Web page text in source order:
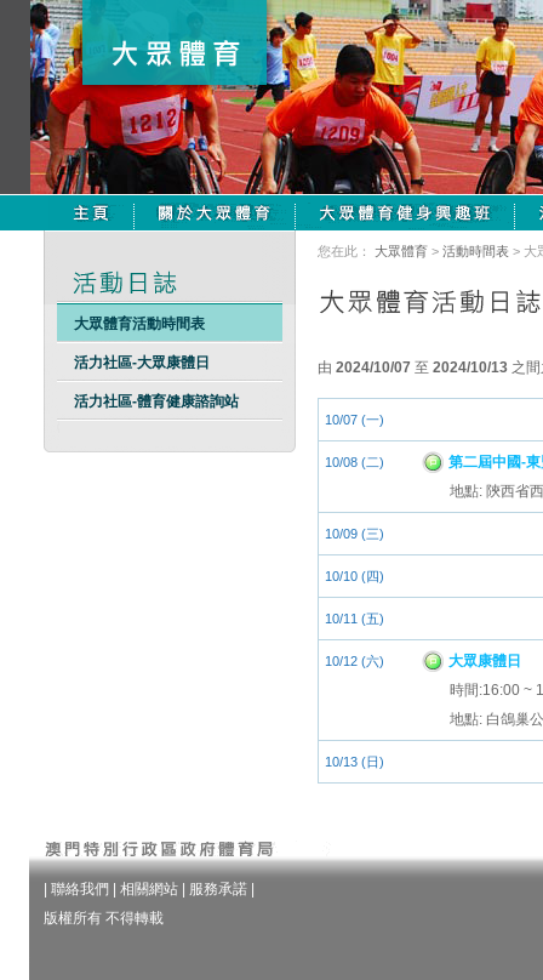
大眾體育活動時間表
活力社區-大眾康體日
活力社區-體育健康諮詢站
您在此： 大眾體育 > 活動時間表 > 大
由 2024/10/07 至 2024/10/13 之
10/07 (一)
10/08 (二)
第二屆中國-
地點: 陝西省
10/09 (三)
10/10 (四)
10/11 (五)
10/12 (六)
大眾康體日
時間:16:00 ~
地點: 白鴿巢
10/13 (日)
聯絡我們 相關網站 服務承諾
版權所有 不得轉載